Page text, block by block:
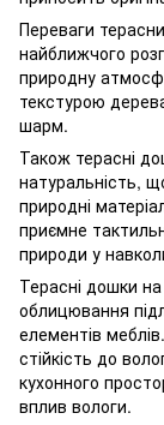
Переваги
найближчого
природну
текстурою
шарм.
Також терасні
натуральність,
природні
приємне
природи у
Терасні дошки
облицювання
елементів
стійкість до
кухонного
вплив вологи.